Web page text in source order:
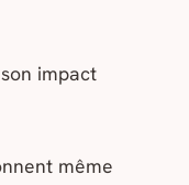
impact
même